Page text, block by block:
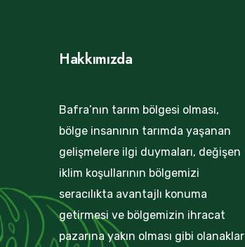
Hakkımızda
Bafra’nın tarım bölgesi olması,
bölge insanının tarımda yaşanan
gelişmelere ilgi duymaları, değişen
iklim koşullarının bölgemizi
seracılıkta avantajlı konuma
getirmesi ve bölgemizin ihracat
pazarına yakın olması gibi olanaklar